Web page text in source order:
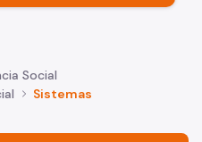
Social
Sistemas